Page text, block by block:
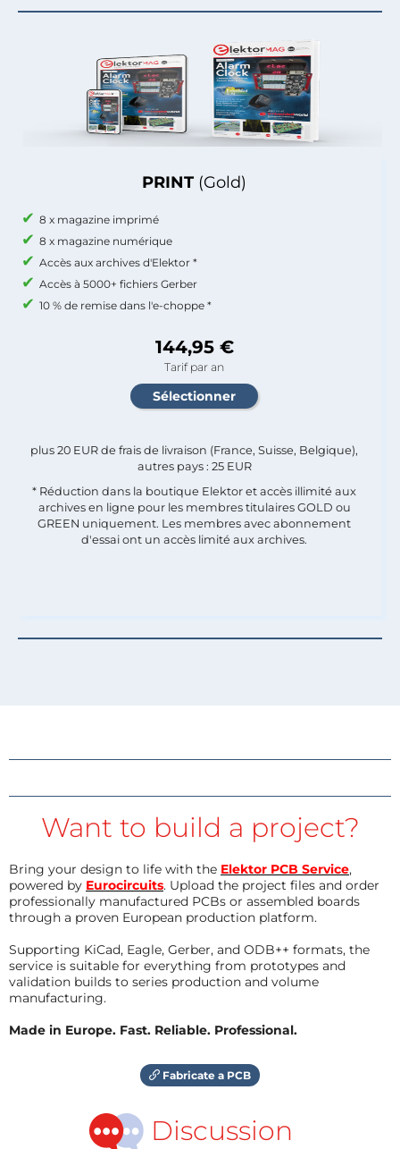
PRINT (Gold)
8 x magazine imprimé
8 x magazine numérique
Accès aux archives d'Elektor *
Accès à 5000+ fichiers Gerber
10 % de remise dans l'e-choppe *
144,95 €
Tarif par an
plus 20 EUR de frais de livraison (France, Suisse, Belgique),
autres pays : 25 EUR
* Réduction dans la boutique Elektor et accès illimité aux
archives en ligne pour les membres titulaires GOLD ou
GREEN uniquement. Les membres avec abonnement
d'essai ont un accès limité aux archives.
Want to build a project?
Bring your design to life with the Elektor PCB Service,
powered by Eurocircuits. Upload the project files and order
professionally manufactured PCBs or assembled boards
through a proven European production platform.
Supporting KiCad, Eagle, Gerber, and ODB++ formats, the
service is suitable for everything from prototypes and
validation builds to series production and volume
manufacturing.
Made in Europe. Fast. Reliable. Professional.
Fabricate a PCB
Discussion